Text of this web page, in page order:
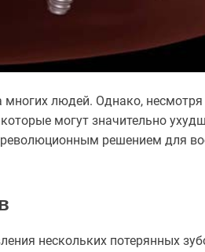
людей. Однако, несмотря
могут значительно
революционным решением для
нескольких потерянных